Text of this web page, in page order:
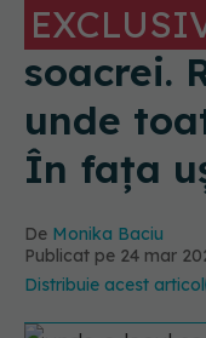
soacrei.
unde
În fața
De Monika Baciu
Publicat pe 24 mar
Distribuie acest articol